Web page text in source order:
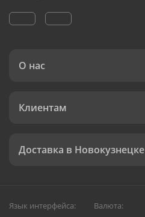
О нас
Клиентам
Доставка в Новокузнецке
Язык интерфейса: Валюта: